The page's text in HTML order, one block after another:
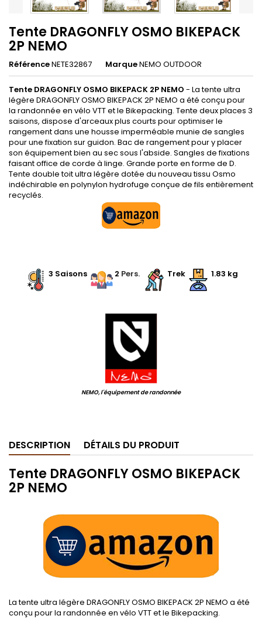
Tente DRAGONFLY OSMO BIKEPACK
2P NEMO
RéférenceNETE32867 MarqueNEMO OUTDOOR
Tente DRAGONFLY OSMO BIKEPACK 2P NEMO - La tente ultra
légère DRAGONFLY OSMO BIKEPACK 2P NEMO a été conçu pour
la randonnée en vélo VTT et le Bikepacking. Tente deux places 3
saisons, dispose d'arceaux plus courts pour optimiser le
rangement dans une housse imperméable munie de sangles
pour une fixation sur guidon. Bac de rangement pour y placer
son équipement bien au sec sous l'abside. Sangles de fixations
faisant office de corde à linge. Grande porte en forme de D.
Tente double toit ultra légère dotée du nouveau tissu Osmo
indéchirable en polynylon hydrofuge conçue de fils entièrement
recyclés.
3 Saisons. 2 Pers.. Trek. 1.83 kg
NEMO, l'équipement de randonnée
DESCRIPTION DÉTAILS DU PRODUIT
Tente DRAGONFLY OSMO BIKEPACK
2P NEMO
La tente ultra légère DRAGONFLY OSMO BIKEPACK 2P NEMO a été
conçu pour la randonnée en vélo VTT et le Bikepacking.